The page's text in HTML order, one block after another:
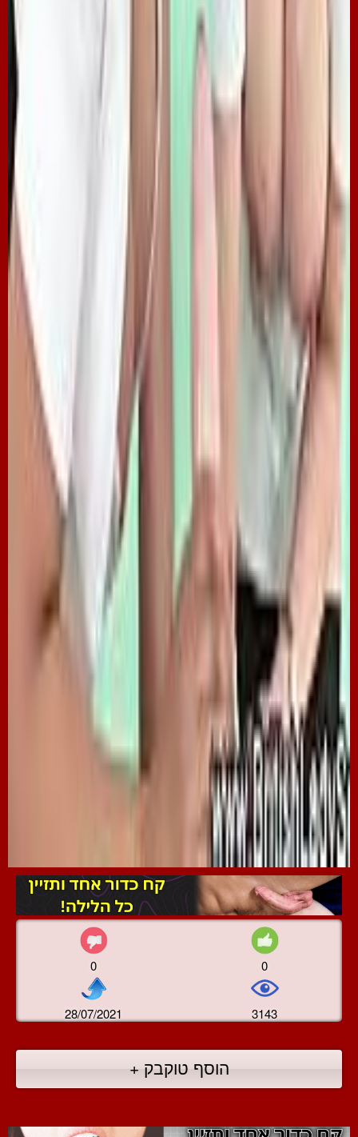
0 0
28/07/2021 3143
הוסף טוקבק +